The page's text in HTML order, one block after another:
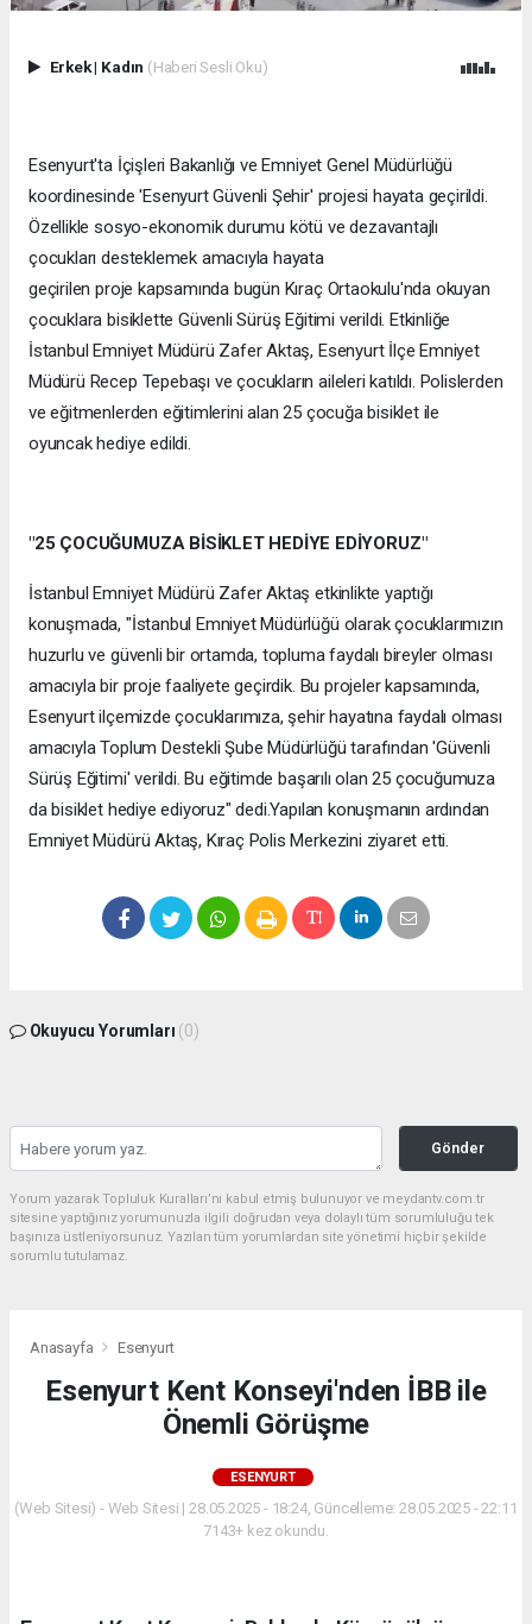
Erkek| Kadın (Haberi Sesli Oku)
Esenyurt'ta İçişleri Bakanlığı ve Emniyet Genel Müdürlüğü
koordinesinde 'Esenyurt Güvenli Şehir' projesi hayata geçirildi.
Özellikle sosyo-ekonomik durumu kötü ve dezavantajlı
çocukları desteklemek amacıyla hayata
geçirilen proje kapsamında bugün Kıraç Ortaokulu'nda okuyan
çocuklara bisiklette Güvenli Sürüş Eğitimi verildi. Etkinliğe
İstanbul Emniyet Müdürü Zafer Aktaş, Esenyurt İlçe Emniyet
Müdürü Recep Tepebaşı ve çocukların aileleri katıldı. Polislerden
ve eğitmenlerden eğitimlerini alan 25 çocuğa bisiklet ile
oyuncak hediye edildi.
"25 ÇOCUĞUMUZA BİSİKLET HEDİYE EDİYORUZ"
İstanbul Emniyet Müdürü Zafer Aktaş etkinlikte yaptığı
konuşmada, "İstanbul Emniyet Müdürlüğü olarak çocuklarımızın
huzurlu ve güvenli bir ortamda, topluma faydalı bireyler olması
amacıyla bir proje faaliyete geçirdik. Bu projeler kapsamında,
Esenyurt ilçemizde çocuklarımıza, şehir hayatına faydalı olması
amacıyla Toplum Destekli Şube Müdürlüğü tarafından 'Güvenli
Sürüş Eğitimi' verildi. Bu eğitimde başarılı olan 25 çocuğumuza
da bisiklet hediye ediyoruz" dedi.Yapılan konuşmanın ardından
Emniyet Müdürü Aktaş, Kıraç Polis Merkezini ziyaret etti.
Okuyucu Yorumları (0)
Gönder
Yorum yazarak Topluluk Kuralları’nı kabul etmiş bulunuyor ve meydantv.com.tr
sitesine yaptığınız yorumunuzla ilgili doğrudan veya dolaylı tüm sorumluluğu tek
başınıza üstleniyorsunuz. Yazılan tüm yorumlardan site yönetimi hiçbir şekilde
sorumlu tutulamaz.
Anasayfa Esenyurt
Esenyurt Kent Konseyi'nden İBB ile
Önemli Görüşme
ESENYURT
(Web Sitesi) - Web Sitesi | 28.05.2025 - 18:24, Güncelleme: 28.05.2025 - 22:11
7143+ kez okundu.